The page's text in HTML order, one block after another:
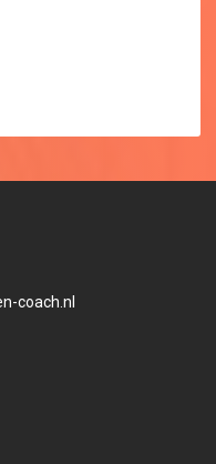
coach.nl